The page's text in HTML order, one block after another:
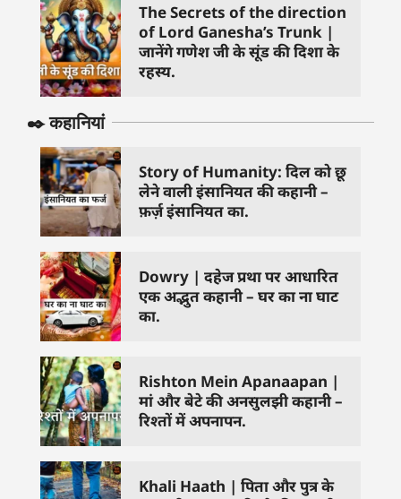
The Secrets of the direction
of Lord Ganesha’s Trunk |
जानेंगे गणेश जी के सूंड की दिशा के
रहस्य.
✒️ कहानियां
Story of Humanity: दिल को छू
लेने वाली इंसानियत की कहानी –
फ़र्ज़ इंसानियत का.
Dowry | दहेज प्रथा पर आधारित
एक अद्भुत कहानी – घर का ना घाट
का.
Rishton Mein Apanaapan |
मां और बेटे की अनसुलझी कहानी –
रिश्तों में अपनापन.
Khali Haath | पिता और पुत्र के